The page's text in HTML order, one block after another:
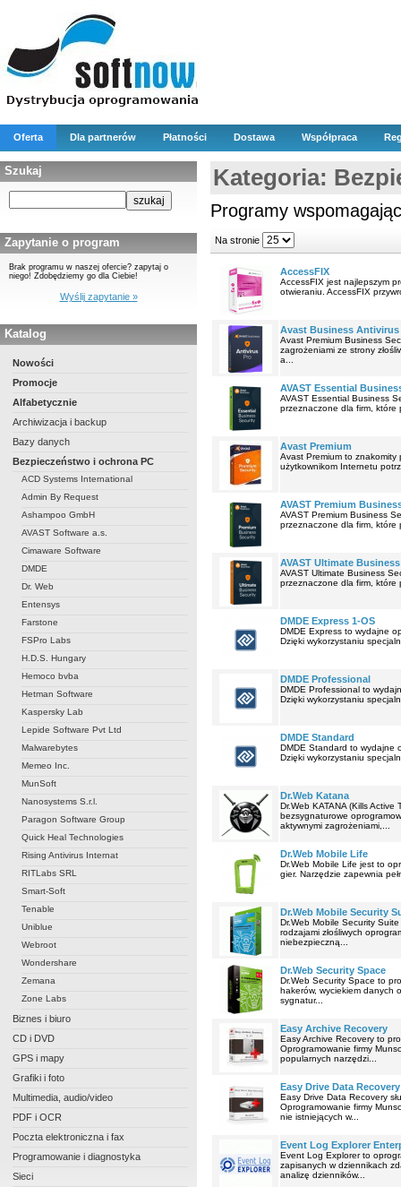
Oferta Dla partnerów Płatności Dostawa Współpraca
Szukaj
Zapytanie o program
Brak programu w naszej ofercie? zapytaj o
niego! Zdobędziemy go dla Ciebie!
Wyślij zapytanie »
Katalog
Nowości
Promocje
Alfabetycznie
Archiwizacja i backup
Bazy danych
Bezpieczeństwo i ochrona PC
ACD Systems International
Admin By Request
Ashampoo GmbH
AVAST Software a.s.
Cimaware Software
DMDE
Dr. Web
Entensys
Farstone
FSPro Labs
H.D.S. Hungary
Hemoco bvba
Hetman Software
Kaspersky Lab
Lepide Software Pvt Ltd
Malwarebytes
Memeo Inc.
MunSoft
Nanosystems S.r.l.
Paragon Software Group
Quick Heal Technologies
Rising Antivirus Internat
RITLabs SRL
Smart-Soft
Tenable
Uniblue
Webroot
Wondershare
Zemana
Zone Labs
Biznes i biuro
CD i DVD
GPS i mapy
Grafiki i foto
Multimedia, audio/video
PDF i OCR
Poczta elektroniczna i fax
Programowanie i diagnostyka
Sieci
Kategoria:
Programy
Na stronie
AccessFIX
AccessFIX jest najlepszym
otwieraniu. AccessFIX
Avast Business Antivirus
Avast Premium Business
zagrożeniami ze strony
a...
AVAST Essential
AVAST Essential Business
przeznaczone dla firm, które
Avast Premium
Avast Premium to znakomity
użytkownikom Internetu
AVAST Premium
AVAST Premium Business
przeznaczone dla firm, które
AVAST Ultimate
AVAST Ultimate Business
przeznaczone dla firm, które
DMDE Express 1-OS
DMDE Express to wydajne
Dzięki wykorzystaniu
DMDE Professional
DMDE Professional to
Dzięki wykorzystaniu
DMDE Standard
DMDE Standard to wydajne
Dzięki wykorzystaniu
Dr.Web Katana
Dr.Web KATANA (Kills
bezsygnaturowe
aktywnymi zagrożeniami,...
Dr.Web Mobile Life
Dr.Web Mobile Life jest to
gier. Narzędzie zapewnia
Dr.Web Mobile Security
Dr.Web Mobile Security
rodzajami złośliwych
niebezpieczną...
Dr.Web Security Space
Dr.Web Security Space to
hakerów, wyciekiem danych
sygnatur...
Easy Archive Recovery
Easy Archive Recovery to
Oprogramowanie firmy
popularnych narzędzi...
Easy Drive Data Recovery
Easy Drive Data Recovery
Oprogramowanie firmy
nie istniejących w...
Event Log Explorer
Event Log Explorer to
zapisanych w dziennikach
analizę dzienników...